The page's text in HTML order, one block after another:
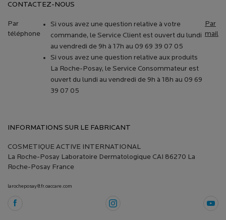
CONTACTEZ-NOUS
Par
téléphone
Si vous avez une question relative à votre
commande, le Service Client est ouvert du lundi
au vendredi de 9h à 17h au 09 69 39 07 05
Si vous avez une question relative aux produits
La Roche-Posay, le Service Consommateur est
ouvert du lundi au vendredi de 9h à 18h au 09 69
39 07 05
Par
mail
INFORMATIONS SUR LE FABRICANT
COSMETIQUE ACTIVE INTERNATIONAL
La Roche-Posay Laboratoire Dermatologique CAI 86270 La
Roche-Posay France
larocheposay@fr.oaccare.com